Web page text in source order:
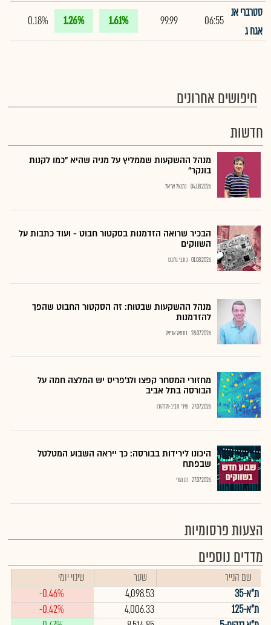
סטרברי אנ
אגח ג
06:55
99.99
1.61%
1.26%
0.18%
חיפושים אחרונים
חדשות
מנהל ההשקעות שממליץ על מניה שהיא "כמו לקנות
בונקר"
04.08.2026 נתנאל אריאל
הבכיר שרואה הזדמנות בסקטור חבוט - ועוד כתבות על
השווקים
01.08.2026 כתבי גלובס
מנהל ההשקעות שבטוח: זה הסקטור החבוט שהפך
להזדמנות
28.07.2026 נתנאל אריאל
מחזורי המסחר קפצו ולג'פריס יש המלצה חמה על
הבורסה בתל אביב
27.07.2026 שירי חביב-ולדהורן
היכונו לירידות בבורסה: כך ייראה השבוע המטלטל
שבפתח
27.07.2026 רם מורי
הצעות פרסומיות
מדדים נוספים
שם הנייר שער
שינוי יומי
ת"א-35
4,098.53
-0.46%
ת"א-125
4,006.33
-0.42%